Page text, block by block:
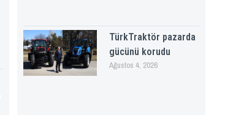
TürkTraktör pazarda
gücünü korudu
Ağustos 4, 2026